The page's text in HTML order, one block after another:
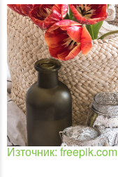
Източник: freepik.com